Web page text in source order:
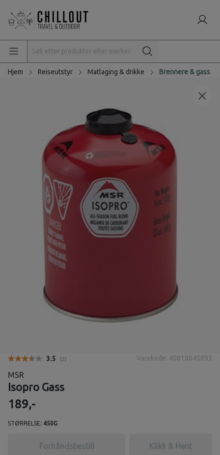
Hjem Reiseutstyr Matlaging & drikke Brennere & gass
Gjennomsnittskarakter:
3.5 (stemmer:
2) Varekode: 40818045893
MSR
Isopro Gass
189,-
STØRRELSE: 450G
Forhåndsbestill Klikk & Hent